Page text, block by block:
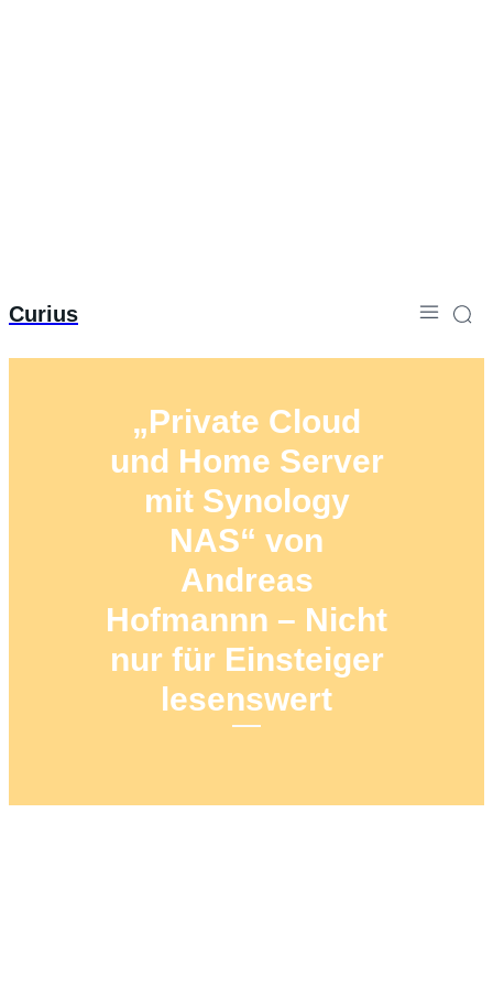
Curius
„Private Cloud
und Home Server
mit Synology
NAS“ von
Andreas
Hofmannn – Nicht
nur für Einsteiger
lesenswert